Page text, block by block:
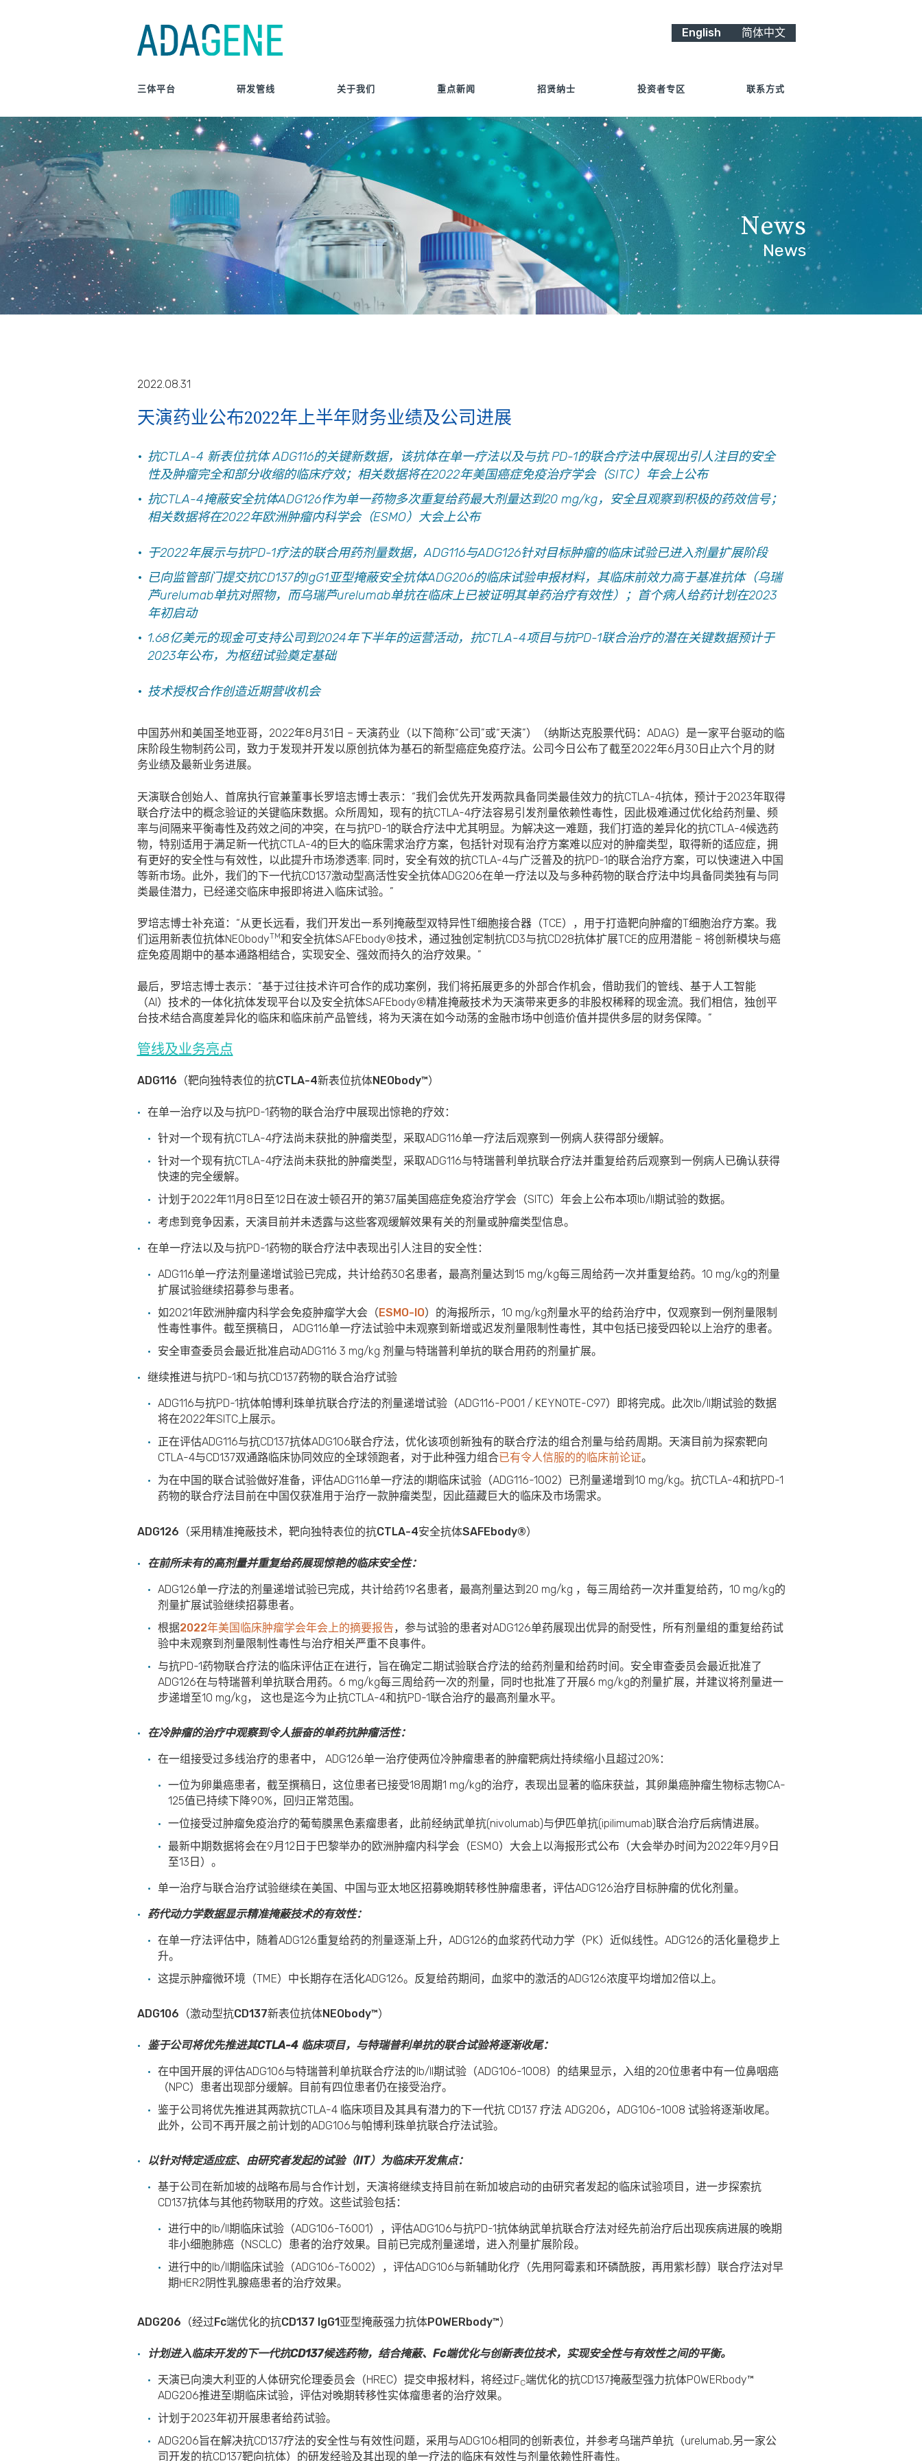
English 简体中文
三体平台 研发管线 关于我们 重点新闻 招贤纳士 投资者专区 联系方式
News
News
2022.08.31
天演药业公布2022年上半年财务业绩及公司进展
抗CTLA-4 新表位抗体ADG116的关键新数据，该抗体在单一疗法以及与抗PD-1的联合疗法中展现出引人注目的安全
性及肿瘤完全和部分收缩的临床疗效；相关数据将在2022年美国癌症免疫治疗学会（SITC）年会上公布
抗CTLA-4掩蔽安全抗体ADG126作为单一药物多次重复给药最大剂量达到20 mg/kg，安全且观察到积极的药效信号；
相关数据将在2022年欧洲肿瘤内科学会（ESMO）大会上公布
于2022年展示与抗PD-1疗法的联合用药剂量数据，ADG116与ADG126针对目标肿瘤的临床试验已进入剂量扩展阶段
已向监管部门提交抗CD137的IgG1亚型掩蔽安全抗体ADG206的临床试验申报材料，其临床前效力高于基准抗体（乌瑞
芦urelumab单抗对照物，而乌瑞芦urelumab单抗在临床上已被证明其单药治疗有效性）；首个病人给药计划在2023
年初启动
1.68亿美元的现金可支持公司到2024年下半年的运营活动，抗CTLA-4项目与抗PD-1联合治疗的潜在关键数据预计于
2023年公布，为枢纽试验奠定基础
技术授权合作创造近期营收机会
中国苏州和美国圣地亚哥，2022年8月31日 – 天演药业（以下简称“公司”或“天演”）（纳斯达克股票代码：ADAG）是一家平台驱动的临
床阶段生物制药公司，致力于发现并开发以原创抗体为基石的新型癌症免疫疗法。公司今日公布了截至2022年6月30日止六个月的财
务业绩及最新业务进展。
天演联合创始人、首席执行官兼董事长罗培志博士表示：“我们会优先开发两款具备同类最佳效力的抗CTLA-4抗体，预计于2023年取得
联合疗法中的概念验证的关键临床数据。众所周知，现有的抗CTLA-4疗法容易引发剂量依赖性毒性，因此极难通过优化给药剂量、频
率与间隔来平衡毒性及药效之间的冲突，在与抗PD-1的联合疗法中尤其明显。为解决这一难题，我们打造的差异化的抗CTLA-4候选药
物，特别适用于满足新一代抗CTLA-4的巨大的临床需求治疗方案，包括针对现有治疗方案难以应对的肿瘤类型，取得新的适应症，拥
有更好的安全性与有效性，以此提升市场渗透率; 同时，安全有效的抗CTLA-4与广泛普及的抗PD-1的联合治疗方案，可以快速进入中国
等新市场。此外，我们的下一代抗CD137激动型高活性安全抗体ADG206在单一疗法以及与多种药物的联合疗法中均具备同类独有与同
类最佳潜力，已经递交临床申报即将进入临床试验。”
罗培志博士补充道：“从更长远看，我们开发出一系列掩蔽型双特异性T细胞接合器（TCE），用于打造靶向肿瘤的T细胞治疗方案。我
们运用新表位抗体NEObodyTM和安全抗体SAFEbody®技术，通过独创定制抗CD3与抗CD28抗体扩展TCE的应用潜能 – 将创新模块与癌
症免疫周期中的基本通路相结合，实现安全、强效而持久的治疗效果。”
最后，罗培志博士表示：“基于过往技术许可合作的成功案例，我们将拓展更多的外部合作机会，借助我们的管线、基于人工智能
（AI）技术的一体化抗体发现平台以及安全抗体SAFEbody®精准掩蔽技术为天演带来更多的非股权稀释的现金流。我们相信，独创平
台技术结合高度差异化的临床和临床前产品管线，将为天演在如今动荡的金融市场中创造价值并提供多层的财务保障。”
管线及业务亮点
ADG116 （靶向独特表位的抗CTLA-4新表位抗体NEObody™）
在单一治疗以及与抗PD-1药物的联合治疗中展现出惊艳的疗效：
针对一个现有抗CTLA-4疗法尚未获批的肿瘤类型，采取ADG116单一疗法后观察到一例病人获得部分缓解。
针对一个现有抗CTLA-4疗法尚未获批的肿瘤类型，采取ADG116与特瑞普利单抗联合疗法并重复给药后观察到一例病人已确认获得
快速的完全缓解。
计划于2022年11月8日至12日在波士顿召开的第37届美国癌症免疫治疗学会（SITC）年会上公布本项Ib/II期试验的数据。
考虑到竞争因素，天演目前并未透露与这些客观缓解效果有关的剂量或肿瘤类型信息。
在单一疗法以及与抗PD-1药物的联合疗法中表现出引人注目的安全性：
ADG116单一疗法剂量递增试验已完成，共计给药30名患者，最高剂量达到15 mg/kg每三周给药一次并重复给药。10 mg/kg的剂量
扩展试验继续招募参与患者。
如2021年欧洲肿瘤内科学会免疫肿瘤学大会（ ESMO-IO）的海报所示，10 mg/kg剂量水平的给药治疗中，仅观察到一例剂量限制
性毒性事件。截至撰稿日， ADG116单一疗法试验中未观察到新增或迟发剂量限制性毒性，其中包括已接受四轮以上治疗的患者。
安全审查委员会最近批准启动ADG116 3 mg/kg 剂量与特瑞普利单抗的联合用药的剂量扩展。
继续推进与抗PD-1和与抗CD137药物的联合治疗试验
ADG116与抗PD-1抗体帕博利珠单抗联合疗法的剂量递增试验（ADG116-P001 / KEYNOTE-C97）即将完成。此次Ib/II期试验的数据
将在2022年SITC上展示。
正在评估ADG116与抗CD137抗体ADG106联合疗法，优化该项创新独有的联合疗法的组合剂量与给药周期。天演目前为探索靶向
CTLA-4与CD137双通路临床协同效应的全球领跑者，对于此种强力组合已有令人信服的的临床前论证。
为在中国的联合试验做好准备，评估ADG116单一疗法的I期临床试验（ADG116-1002）已剂量递增到10 mg/kg。抗CTLA-4和抗PD-1
药物的联合疗法目前在中国仅获准用于治疗一款肿瘤类型，因此蕴藏巨大的临床及市场需求。
ADG126 （采用精准掩蔽技术，靶向独特表位的抗CTLA-4安全抗体SAFEbody®）
在前所未有的高剂量并重复给药展现惊艳的临床安全性：
ADG126单一疗法的剂量递增试验已完成，共计给药19名患者，最高剂量达到20 mg/kg ，每三周给药一次并重复给药，10 mg/kg的
剂量扩展试验继续招募患者。
根据2022年美国临床肿瘤学会年会上的摘要报告，参与试验的患者对ADG126单药展现出优异的耐受性，所有剂量组的重复给药试
验中未观察到剂量限制性毒性与治疗相关严重不良事件。
与抗PD-1药物联合疗法的临床评估正在进行，旨在确定二期试验联合疗法的给药剂量和给药时间。安全审查委员会最近批准了
ADG126在与特瑞普利单抗联合用药。6 mg/kg每三周给药一次的剂量，同时也批准了开展6 mg/kg的剂量扩展，并建议将剂量进一
步递增至10 mg/kg， 这也是迄今为止抗CTLA-4和抗PD-1联合治疗的最高剂量水平。
在冷肿瘤的治疗中观察到令人振奋的单药抗肿瘤活性：
在一组接受过多线治疗的患者中， ADG126单一治疗使两位冷肿瘤患者的肿瘤靶病灶持续缩小且超过20%：
一位为卵巢癌患者，截至撰稿日，这位患者已接受18周期1 mg/kg的治疗，表现出显著的临床获益，其卵巢癌肿瘤生物标志物CA-
125值已持续下降90%，回归正常范围。
一位接受过肿瘤免疫治疗的葡萄膜黑色素瘤患者，此前经纳武单抗(nivolumab)与伊匹单抗(ipilimumab)联合治疗后病情进展。
最新中期数据将会在9月12日于巴黎举办的欧洲肿瘤内科学会（ESMO）大会上以海报形式公布（大会举办时间为2022年9月9日
至13日）。
单一治疗与联合治疗试验继续在美国、中国与亚太地区招募晚期转移性肿瘤患者，评估ADG126治疗目标肿瘤的优化剂量。
药代动力学数据显示精准掩蔽技术的有效性：
在单一疗法评估中，随着ADG126重复给药的剂量逐渐上升，ADG126的血浆药代动力学（PK）近似线性。ADG126的活化量稳步上
升。
这提示肿瘤微环境（TME）中长期存在活化ADG126。反复给药期间，血浆中的激活的ADG126浓度平均增加2倍以上。
ADG106 （激动型抗CD137新表位抗体NEObody™）
鉴于公司将优先推进其CTLA-4 临床项目，与特瑞普利单抗的联合试验将逐渐收尾：
在中国开展的评估ADG106与特瑞普利单抗联合疗法的Ib/II期试验（ADG106-1008）的结果显示，入组的20位患者中有一位鼻咽癌
（NPC）患者出现部分缓解。目前有四位患者仍在接受治疗。
鉴于公司将优先推进其两款抗CTLA-4 临床项目及其具有潜力的下一代抗 CD137 疗法 ADG206，ADG106-1008 试验将逐渐收尾。
此外，公司不再开展之前计划的ADG106与帕博利珠单抗联合疗法试验。
以针对特定适应症、由研究者发起的试验（IIT）为临床开发焦点：
基于公司在新加坡的战略布局与合作计划，天演将继续支持目前在新加坡启动的由研究者发起的临床试验项目，进一步探索抗
CD137抗体与其他药物联用的疗效。这些试验包括：
进行中的Ib/II期临床试验（ADG106-T6001），评估ADG106与抗PD-1抗体纳武单抗联合疗法对经先前治疗后出现疾病进展的晚期
非小细胞肺癌（NSCLC）患者的治疗效果。目前已完成剂量递增，进入剂量扩展阶段。
进行中的Ib/II期临床试验（ADG106-T6002），评估ADG106与新辅助化疗（先用阿霉素和环磷酰胺，再用紫杉醇）联合疗法对早
期HER2阴性乳腺癌患者的治疗效果。
ADG206 （经过Fc端优化的抗CD137 IgG1亚型掩蔽强力抗体POWERbody™）
计划进入临床开发的下一代抗CD137候选药物，结合掩蔽、Fc端优化与创新表位技术，实现安全性与有效性之间的平衡。
天演已向澳大利亚的人体研究伦理委员会（HREC）提交申报材料，将经过FC端优化的抗CD137掩蔽型强力抗体POWERbody™
ADG206推进至I期临床试验，评估对晚期转移性实体瘤患者的治疗效果。
计划于2023年初开展患者给药试验。
ADG206旨在解决抗CD137疗法的安全性与有效性问题，采用与ADG106相同的创新表位，并参考乌瑞芦单抗（urelumab,另一家公
司开发的抗CD137靶向抗体）的研发经验及其出现的单一疗法的临床有效性与剂量依赖性肝毒性。